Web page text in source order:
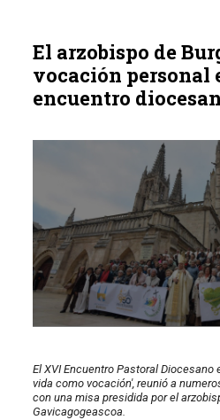
El arzobispo de
vocación personal
encuentro
El XVI Encuentro Pastoral Diocesano
vida como vocación', reunió a
con una misa presidida por el
Gavicagogeascoa.